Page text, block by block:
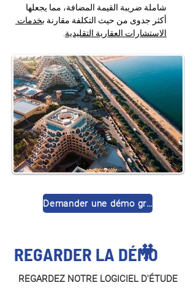
شاملة ضريبة القيمة المضافة، مما يجعلها
أكثر جدوى من حيث التكلفة مقارنة بخدمات
الاستشارات العقارية التقليدية
Demander une démo gratuite
REGARDER LA DÉMO
🎥
REGARDEZ NOTRE LOGICIEL D'ÉTUDE